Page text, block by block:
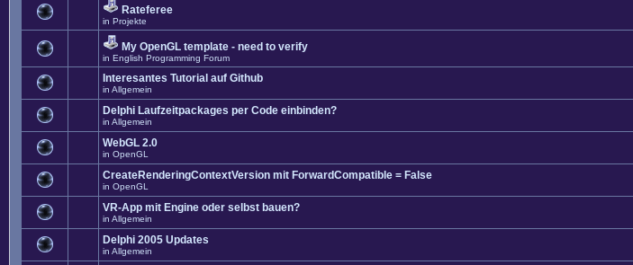
Rateferee
in Projekte
My OpenGL template - need to verify
in English Programming Forum
Interesantes Tutorial auf Github
in Allgemein
Delphi Laufzeitpackages per Code einbinden?
in Allgemein
WebGL 2.0
in OpenGL
CreateRenderingContextVersion mit ForwardCompatible = False
in OpenGL
VR-App mit Engine oder selbst bauen?
in Allgemein
Delphi 2005 Updates
in Allgemein